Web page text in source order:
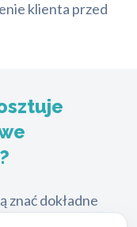
klienta przed
znać dokładne